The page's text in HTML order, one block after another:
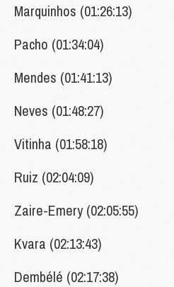
Marquinhos (01:26:13)
Pacho (01:34:04)
Mendes (01:41:13)
Neves (01:48:27)
Vitinha (01:58:18)
Ruiz (02:04:09)
Zaire-Emery (02:05:55)
Kvara (02:13:43)
Dembélé (02:17:38)